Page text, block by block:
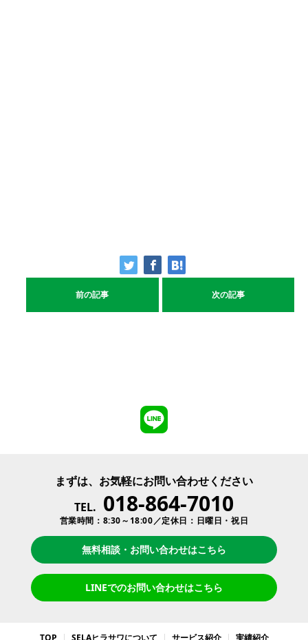
前の記事 次の記事
まずは、お気軽にお問い合わせください
TEL. 018-864-7010
営業時間：8:30～18:00／定休日：日曜日・祝日
無料相談・お問い合わせはこちら
LINEでのお問い合わせはこちら